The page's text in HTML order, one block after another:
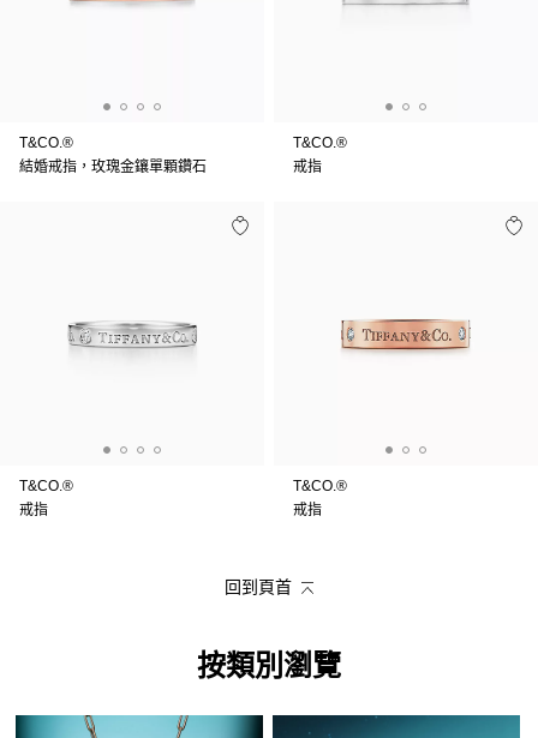
T&CO.®
結婚戒指，玫瑰金鑲單顆鑽石
T&CO.®
戒指
T&CO.®
戒指
T&CO.®
戒指
回到頁首
按類別瀏覽